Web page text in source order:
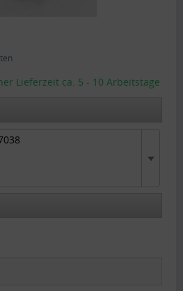
Lieferzeit ca. 5 - 10 Arbeitstage